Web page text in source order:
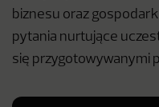
biznesu oraz
pytania nurtujące
się przygotowywanymi